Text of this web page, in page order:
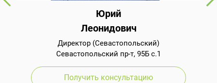
Юрий
Леонидович
Директор (Севастопольский)
Севастопольский пр-т, 95Б с.1
Получить консультацию